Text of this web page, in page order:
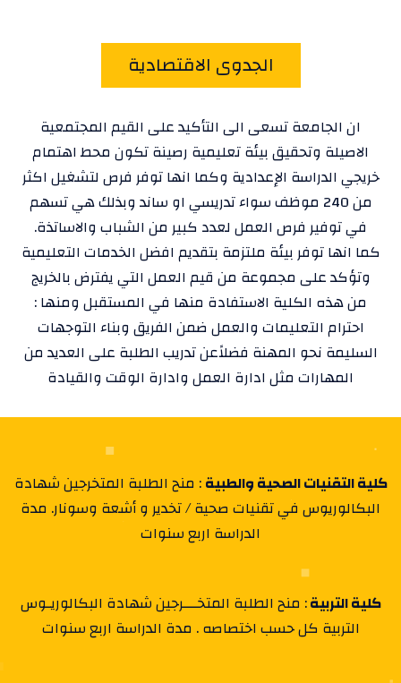
الجدوى الاقتصادية
ان الجامعة تسعى الى التأكيد على القيم المجتمعية
الاصيلة وتحقيق بيئة تعليمية رصينة تكون محط اهتمام
خريجي الدراسة الإعدادية وكما انها توفر فرص لتشغيل اكثر
من 240 موظف سواء تدريسي او ساند وبذلك هي تسهم
في توفير فرص العمل لعدد كبير من الشباب والاساتذة.
كما انها توفر بيئة ملتزمة بتقديم افضل الخدمات التعليمية
وتؤكد على مجموعة من قيم العمل التي يفترض بالخريج
من هذه الكلية الاستفادة منها في المستقبل ومنها :
احترام التعليمات والعمل ضمن الفريق وبناء التوجهات
السليمة نحو المهنة فضلاًعن تدريب الطلبة على العديد من
المهارات مثل ادارة العمل وادارة الوقت والقيادة
كلية التقنيات الصحية والطبية: منح الطلبة المتخرجين شهادة
البكالوريوس في تقنيات صحية / تخدير و أشعة وسونار. مدة
الدراسة اربع سنوات
كلية التربية: منح الطلبة المتخـــرجين شهادة البكالوريـوس
التربية كل حسب اختصاصه . مدة الدراسة اربع سنوات